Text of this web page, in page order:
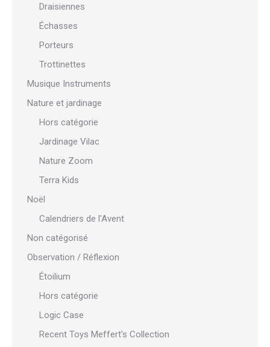
Draisiennes
Échasses
Porteurs
Trottinettes
Musique Instruments
Nature et jardinage
Hors catégorie
Jardinage Vilac
Nature Zoom
Terra Kids
Noël
Calendriers de l'Avent
Non catégorisé
Observation / Réflexion
Étoilium
Hors catégorie
Logic Case
Recent Toys Meffert's Collection